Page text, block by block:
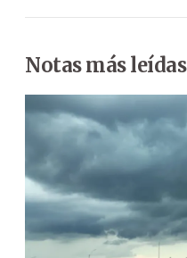
Notas más leídas